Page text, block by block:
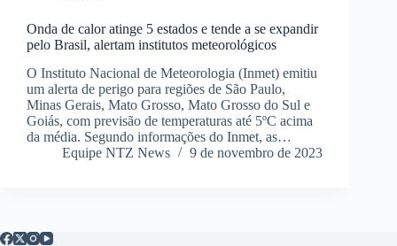
Onda de calor atinge 5 estados e tende a se expandir
pelo Brasil, alertam institutos meteorológicos
O Instituto Nacional de Meteorologia (Inmet) emitiu
um alerta de perigo para regiões de São Paulo,
Minas Gerais, Mato Grosso, Mato Grosso do Sul e
Goiás, com previsão de temperaturas até 5ºC acima
da média. Segundo informações do Inmet, as…
Equipe NTZ News
9 de novembro de 2023